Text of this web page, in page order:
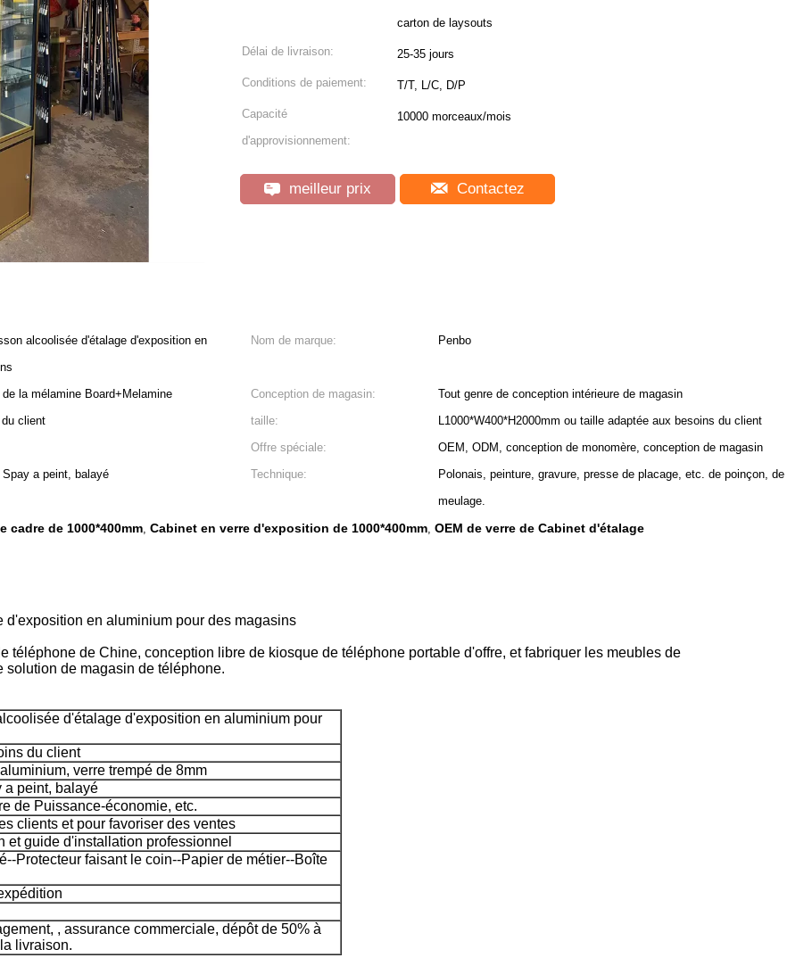
carton de laysouts
Délai de livraison: 25-35 jours
Conditions de paiement: T/T, L/C, D/P
Capacité
d'approvisionnement:
10000 morceaux/mois
meilleur prix Contactez
alcoolisée d'étalage d'exposition en
Nom de marque: Penbo
la mélamine Board+Melamine Conception de magasin:
Tout genre de conception intérieure de magasin
client taille:
L1000*W400*H2000mm ou taille adaptée aux besoins du client
Offre spéciale:
OEM, ODM, conception de monomère, conception de magasin
a peint, balayé Technique:
Polonais, peinture, gravure, presse de placage, etc. de poinçon, de
meulage.
cadre de 1000*400mm, Cabinet en verre d'exposition de 1000*400mm, OEM de verre de Cabinet d'étalage
en aluminium pour des magasins
téléphone de Chine, conception libre de kiosque de téléphone portable d'offre, et fabriquer les meubles de
de magasin de téléphone.
d'étalage d'exposition en aluminium pour
du client
verre trempé de 8mm
a peint, balayé
de Puissance-économie, etc.
clients et pour favoriser des ventes
et guide d'installation professionnel
Protecteur faisant le coin--Papier de métier--Boîte
, assurance commerciale, dépôt de 50% à
livraison.